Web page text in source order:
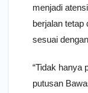
menjadi
berjalan
sesuai
“Tidak hanya
putusan